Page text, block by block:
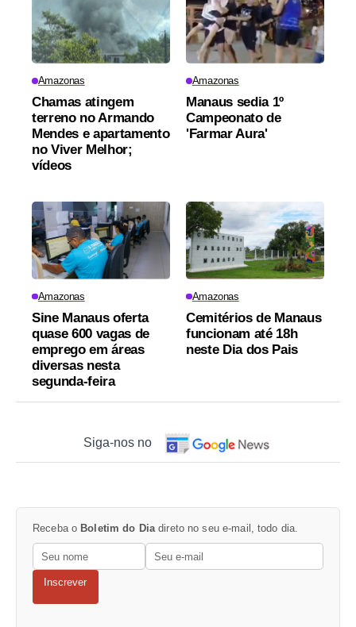
Amazonas
Chamas atingem
terreno no Armando
Mendes e apartamento
no Viver Melhor;
vídeos
Amazonas
Manaus sedia 1º
Campeonato de
'Farmar Aura'
Amazonas
Sine Manaus oferta
quase 600 vagas de
emprego em áreas
diversas nesta
segunda-feira
Amazonas
Cemitérios de Manaus
funcionam até 18h
neste Dia dos Pais
Siga-nos no
Receba o Boletim do Dia direto no seu e-mail, todo dia.
Inscrever